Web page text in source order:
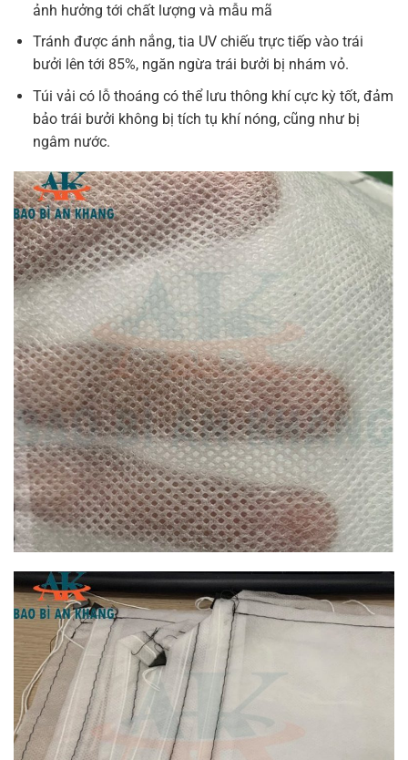
ảnh hưởng tới chất lượng và mẫu mã
Tránh được ánh nắng, tia UV chiếu trực tiếp vào trái
bưởi lên tới 85%, ngăn ngừa trái bưởi bị nhám vỏ.
Túi vải có lỗ thoáng có thể lưu thông khí cực kỳ tốt, đảm
bảo trái bưởi không bị tích tụ khí nóng, cũng như bị
ngâm nước.